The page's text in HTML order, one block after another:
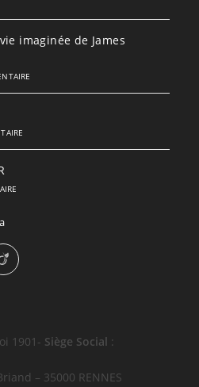
imaginée de James
1901- Siège Social :
– 35000 RENNES